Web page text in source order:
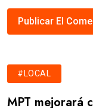
#LOCAL
MPT mejorará